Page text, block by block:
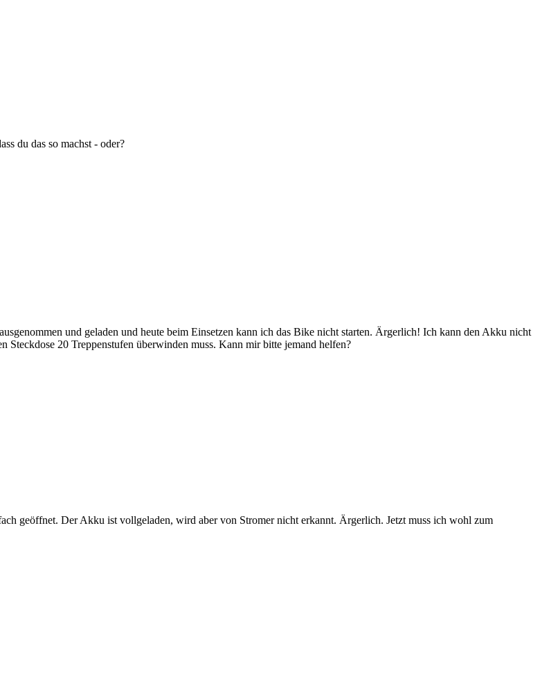
du das so machst - oder?
und geladen und heute beim Einsetzen kann ich das Bike nicht starten. Ärgerlich! Ich kann den Akku nicht
Steckdose 20 Treppenstufen überwinden muss. Kann mir bitte jemand helfen?
geöffnet. Der Akku ist vollgeladen, wird aber von Stromer nicht erkannt. Ärgerlich. Jetzt muss ich wohl zum